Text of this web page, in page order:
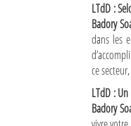
Identifiant
LTdD :
Badory
dans les
ce
LTdD :
Badory